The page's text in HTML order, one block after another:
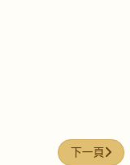
下一篇文
下一頁